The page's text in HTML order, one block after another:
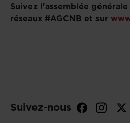
Suivez l'assemblée
réseaux #AGCNB et sur
Suivez-nous